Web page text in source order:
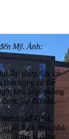
Mỹ. Ảnh:
lắp ghép này có
tình trạng có thể
khu bếp, phòng
lắp đặt sẵn.
Off-Grid,
định mua nhà
2 tháng đăng